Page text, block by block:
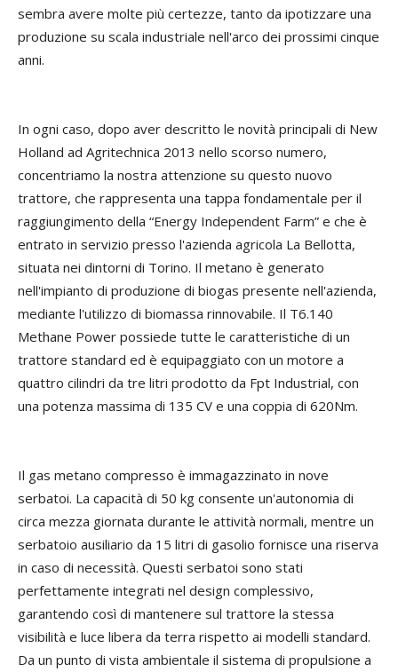
sembra avere molte più certezze, tanto da ipotizzare una
produzione su scala industriale nell'arco dei prossimi cinque
anni.
In ogni caso, dopo aver descritto le novità principali di New
Holland ad Agritechnica 2013 nello scorso numero,
concentriamo la nostra attenzione su questo nuovo
trattore, che rappresenta una tappa fondamentale per il
raggiungimento della “Energy Independent Farm” e che è
entrato in servizio presso l'azienda agricola La Bellotta,
situata nei dintorni di Torino. Il metano è generato
nell'impianto di produzione di biogas presente nell'azienda,
mediante l'utilizzo di biomassa rinnovabile. Il T6.140
Methane Power possiede tutte le caratteristiche di un
trattore standard ed è equipaggiato con un motore a
quattro cilindri da tre litri prodotto da Fpt Industrial, con
una potenza massima di 135 CV e una coppia di 620Nm.
Il gas metano compresso è immagazzinato in nove
serbatoi. La capacità di 50 kg consente un'autonomia di
circa mezza giornata durante le attività normali, mentre un
serbatoio ausiliario da 15 litri di gasolio fornisce una riserva
in caso di necessità. Questi serbatoi sono stati
perfettamente integrati nel design complessivo,
garantendo così di mantenere sul trattore la stessa
visibilità e luce libera da terra rispetto ai modelli standard.
Da un punto di vista ambientale il sistema di propulsione a